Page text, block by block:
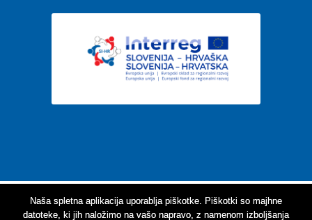
Za optimalno delovanje spletne aplikacije vam
priporočamo uporabo enega izmed sodobnih spletnih
Naša spletna aplikacija uporablja piškotke. Piškotki so majhne
datoteke, ki jih naložimo na vašo napravo, z namenom izboljšanja